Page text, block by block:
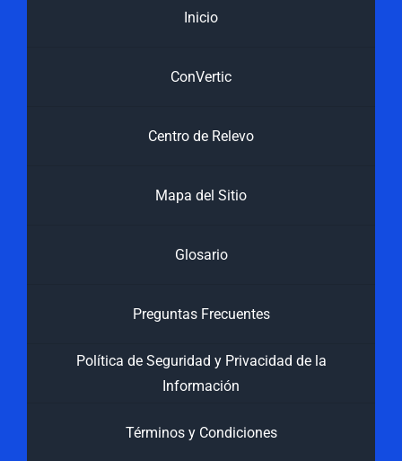
Inicio
ConVertic
Centro de Relevo
Mapa del Sitio
Glosario
Preguntas Frecuentes
Política de Seguridad y Privacidad de la
Información
Términos y Condiciones